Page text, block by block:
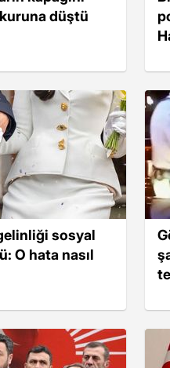
düştü
sosyal
O hata nasıl